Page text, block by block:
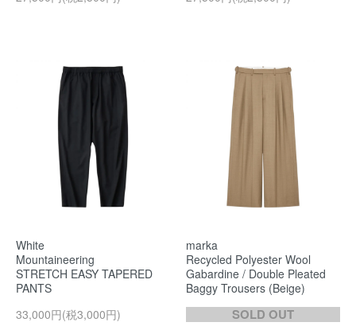
White
Mountaineering
STRETCH EASY TAPERED
PANTS
33,000円(税3,000円)
marka
Recycled Polyester Wool
Gabardine / Double Pleated
Baggy Trousers (Beige)
SOLD OUT